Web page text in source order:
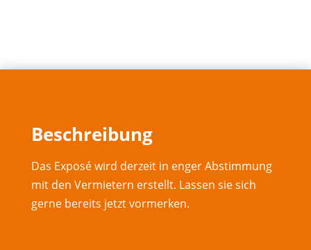
Beschreibung
Das Exposé wird derzeit in enger Abstimmung
mit den Vermietern erstellt. Lassen sie sich
gerne bereits jetzt vormerken.